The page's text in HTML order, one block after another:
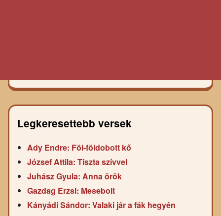
Legkeresettebb versek
Ady Endre: Föl-földobott kő
József Attila: Tiszta szívvel
Juhász Gyula: Anna örök
Gazdag Erzsi: Mesebolt
Kányádi Sándor: Valaki jár a fák hegyén